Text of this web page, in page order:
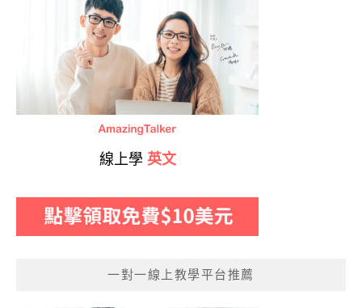
線上學 英文
一對一線上教學平台推薦